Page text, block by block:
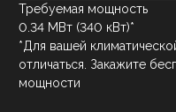
Требуемая мощность
0.34 МВт (340 кВт)*
*Для вашей
отличаться. Закажите
мощности